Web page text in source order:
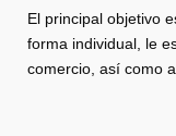
El principal objetivo
forma individual, le
comercio, así como